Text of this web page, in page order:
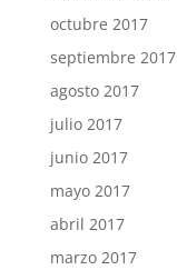
octubre 2017
septiembre 2017
agosto 2017
julio 2017
junio 2017
mayo 2017
abril 2017
marzo 2017